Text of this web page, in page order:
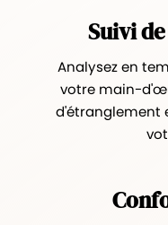
Suivi
Analysez en
votre main-
d'étranglement